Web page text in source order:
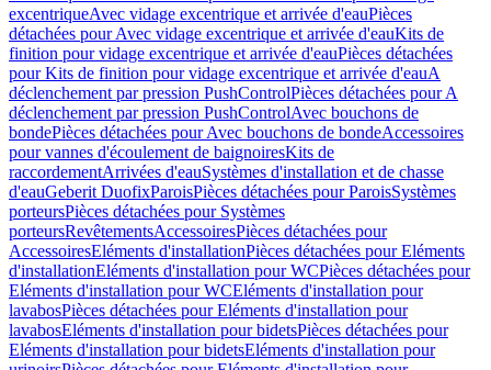
excentriqueAvec vidage excentrique et arrivée d'eauPièces
détachées pour Avec vidage excentrique et arrivée d'eauKits de
finition pour vidage excentrique et arrivée d'eauPièces détachées
pour Kits de finition pour vidage excentrique et arrivée d'eauA
déclenchement par pression PushControlPièces détachées pour A
déclenchement par pression PushControlAvec bouchons de
bondePièces détachées pour Avec bouchons de bondeAccessoires
pour vannes d'écoulement de baignoiresKits de
raccordementArrivées d'eauSystèmes d'installation et de chasse
d'eauGeberit DuofixParoisPièces détachées pour ParoisSystèmes
porteursPièces détachées pour Systèmes
porteursRevêtementsAccessoiresPièces détachées pour
AccessoiresEléments d'installationPièces détachées pour Eléments
d'installationEléments d'installation pour WCPièces détachées pour
Eléments d'installation pour WCEléments d'installation pour
lavabosPièces détachées pour Eléments d'installation pour
lavabosEléments d'installation pour bidetsPièces détachées pour
Eléments d'installation pour bidetsEléments d'installation pour